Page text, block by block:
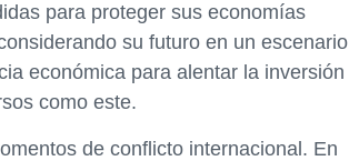
para proteger sus economías
su futuro en un escenario
económica para alentar la inversión
como este.
de conflicto internacional. En